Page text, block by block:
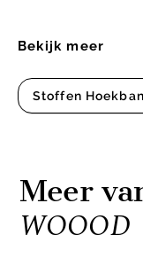
Bekijk meer
Stoffen
Meer
WOOOD